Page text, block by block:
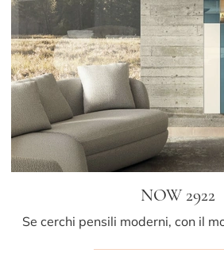
NOW 2922